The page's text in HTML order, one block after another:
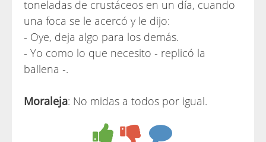
toneladas de crustáceos en un día, cuando
una foca se le acercó y le dijo:
- Oye, deja algo para los demás.
- Yo como lo que necesito - replicó la
ballena -.
Moraleja: No midas a todos por igual.